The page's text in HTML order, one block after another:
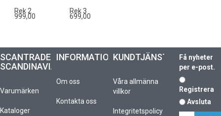
Rek 2
999,00
Rek 3
699,00
SCANTRADE
SCANDINAVIA
Varumärken
Kataloger
INFORMATION
Om oss
Kontakta oss
KUNDTJÄNST
Våra allmänna
villkor
Integritetspolicy
Få nyheter
per e-post.
Registrera
Avsluta